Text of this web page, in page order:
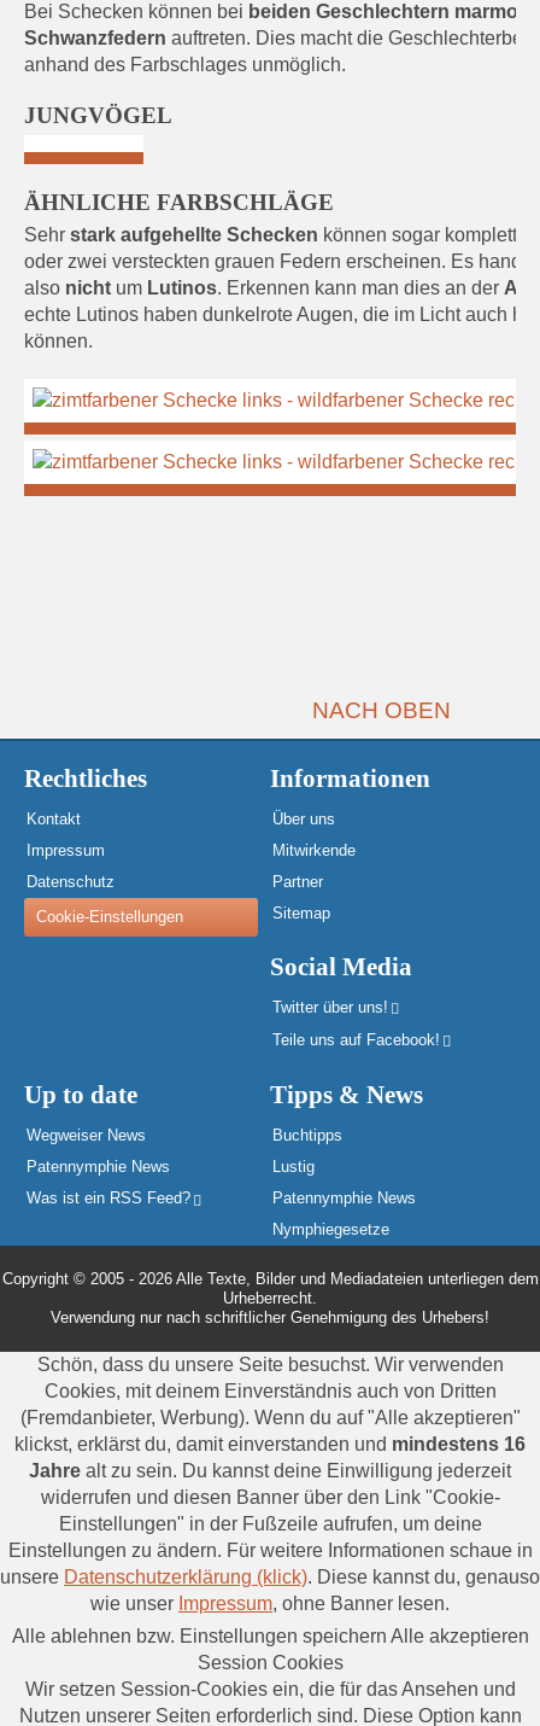
Bei Schecken können bei beiden Geschlechtern
Schwanzfedern auftreten. Dies macht die
anhand des Farbschlages unmöglich.
JUNGVÖGEL
ÄHNLICHE FARBSCHLÄGE
Sehr stark aufgehellte Schecken können sogar komplett
oder zwei versteckten grauen Federn erscheinen. Es
also nicht um Lutinos. Erkennen kann man dies an der
echte Lutinos haben dunkelrote Augen, die im Licht auch
können.
NACH OBEN
Rechtliches
Kontakt
Impressum
Datenschutz
Cookie-Einstellungen
Informationen
Über uns
Mitwirkende
Partner
Sitemap
Social Media
Twitter über uns!
Teile uns auf Facebook!
Up to date
Wegweiser News
Patennymphie News
Was ist ein RSS Feed?
Tipps & News
Buchtipps
Lustig
Patennymphie News
Nymphiegesetze
Copyright © 2005 - 2026 Alle Texte, Bilder und Mediadateien unterliegen dem
Urheberrecht.
Verwendung nur nach schriftlicher Genehmigung des Urhebers!
Schön, dass du unsere Seite besuchst. Wir verwenden
Cookies, mit deinem Einverständnis auch von Dritten
(Fremdanbieter, Werbung). Wenn du auf "Alle akzeptieren"
klickst, erklärst du, damit einverstanden und mindestens 16
Jahre alt zu sein. Du kannst deine Einwilligung jederzeit
widerrufen und diesen Banner über den Link "Cookie-
Einstellungen" in der Fußzeile aufrufen, um deine
Einstellungen zu ändern. Für weitere Informationen schaue in
unsere Datenschutzerklärung (klick). Diese kannst du, genauso
wie unser Impressum, ohne Banner lesen.
Alle ablehnen bzw. Einstellungen speichern Alle akzeptieren
Session Cookies
Wir setzen Session-Cookies ein, die für das Ansehen und
Nutzen unserer Seiten erforderlich sind. Diese Option kann